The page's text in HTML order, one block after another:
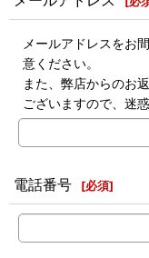
メールアドレスをお
意ください。
また、弊店からのお
ございますので、迷
電話番号 [必須]